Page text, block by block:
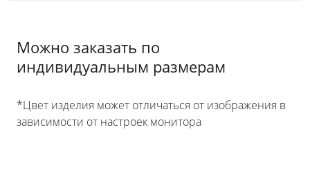
Можно заказать по
индивидуальным размерам
*Цвет изделия может отличаться от изображения в
зависимости от настроек монитора